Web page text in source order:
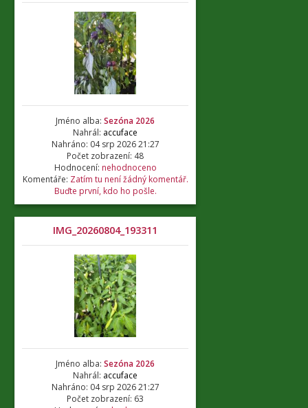
Jméno alba: Sezóna 2026
Nahrál: accuface
Nahráno: 04 srp 2026 21:27
Počet zobrazení: 48
Hodnocení: nehodnoceno
Komentáře: Zatím tu není žádný komentář.
Buďte první, kdo ho pošle.
IMG_20260804_193311
Jméno alba: Sezóna 2026
Nahrál: accuface
Nahráno: 04 srp 2026 21:27
Počet zobrazení: 63